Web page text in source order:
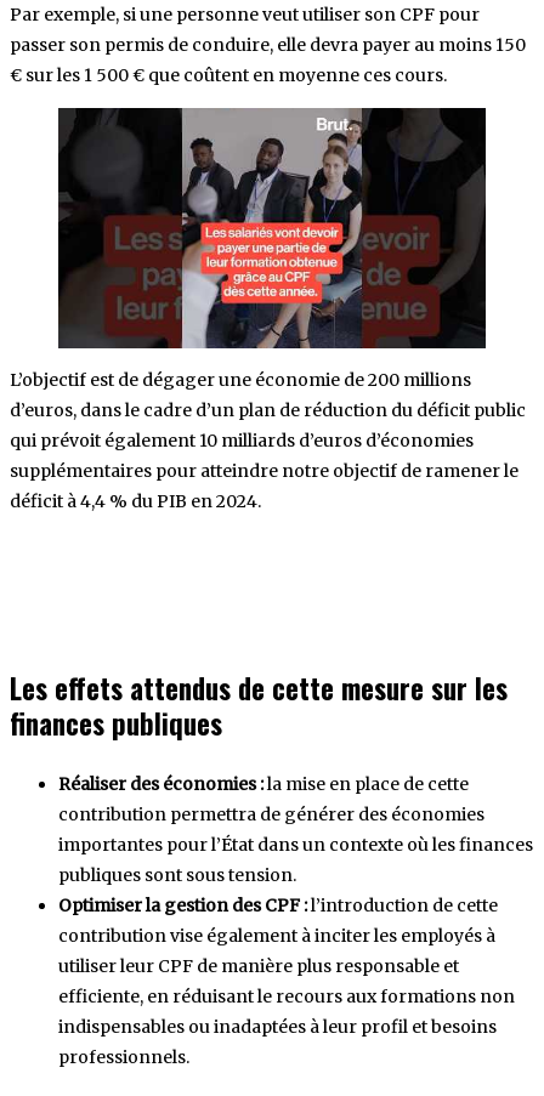
Par exemple, si une personne veut utiliser son CPF pour
passer son permis de conduire, elle devra payer au moins 150
€ sur les 1 500 € que coûtent en moyenne ces cours.
L’objectif est de dégager une économie de 200 millions
d’euros, dans le cadre d’un plan de réduction du déficit public
qui prévoit également 10 milliards d’euros d’économies
supplémentaires pour atteindre notre objectif de ramener le
déficit à 4,4 % du PIB en 2024.
Les effets attendus de cette mesure sur les
finances publiques
Réaliser des économies :la mise en place de cette
contribution permettra de générer des économies
importantes pour l’État dans un contexte où les finances
publiques sont sous tension.
Optimiser la gestion des CPF :l’introduction de cette
contribution vise également à inciter les employés à
utiliser leur CPF de manière plus responsable et
efficiente, en réduisant le recours aux formations non
indispensables ou inadaptées à leur profil et besoins
professionnels.